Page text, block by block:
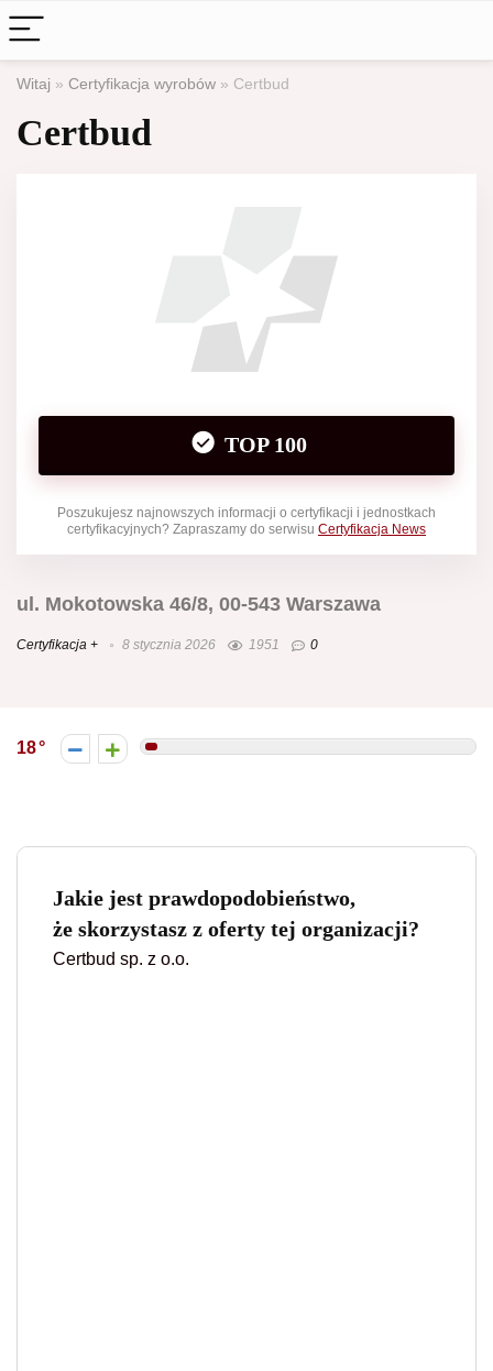
Witaj » Certyfikacja wyrobów » Certbud
Certbud
TOP 100
Poszukujesz najnowszych informacji o certyfikacji i jednostkach
certyfikacyjnych? Zapraszamy do serwisu Certyfikacja News
ul. Mokotowska 46/8, 00-543 Warszawa
Certyfikacja + 8 stycznia 2026 1951 0
18
Jakie jest prawdopodobieństwo,
że skorzystasz z oferty tej organizacji?
Certbud sp. z o.o.